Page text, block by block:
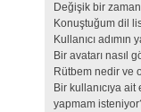
Değişik bir
Konuştuğum dil
Kullanıcı
Bir avatarı nasıl
Rütbem nedir ve
Bir kullanıcıya ait
yapmam